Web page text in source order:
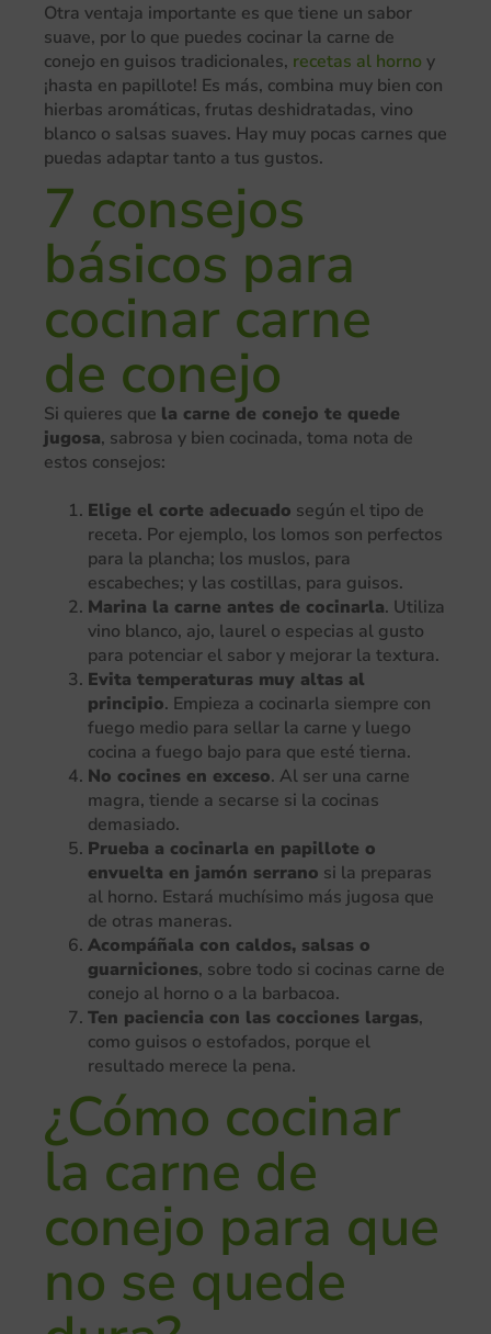
Otra ventaja importante es que tiene un sabor
suave, por lo que puedes cocinar la carne de
conejo en guisos tradicionales, recetas al horno y
¡hasta en papillote! Es más, combina muy bien con
hierbas aromáticas, frutas deshidratadas, vino
blanco o salsas suaves. Hay muy pocas carnes que
puedas adaptar tanto a tus gustos.
7 consejos
básicos para
cocinar carne
de conejo
Si quieres que la carne de conejo te quede
jugosa, sabrosa y bien cocinada, toma nota de
estos consejos:
Elige el corte adecuado según el tipo de
receta. Por ejemplo, los lomos son perfectos
para la plancha; los muslos, para
escabeches; y las costillas, para guisos.
Marina la carne antes de cocinarla. Utiliza
vino blanco, ajo, laurel o especias al gusto
para potenciar el sabor y mejorar la textura.
Evita temperaturas muy altas al
principio. Empieza a cocinarla siempre con
fuego medio para sellar la carne y luego
cocina a fuego bajo para que esté tierna.
No cocines en exceso. Al ser una carne
magra, tiende a secarse si la cocinas
demasiado.
Prueba a cocinarla en papillote o
envuelta en jamón serrano si la preparas
al horno. Estará muchísimo más jugosa que
de otras maneras.
Acompáñala con caldos, salsas o
guarniciones, sobre todo si cocinas carne de
conejo al horno o a la barbacoa.
Ten paciencia con las cocciones largas,
como guisos o estofados, porque el
resultado merece la pena.
¿Cómo cocinar
la carne de
conejo para que
no se quede